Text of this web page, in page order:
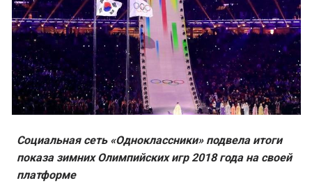
Социальная сеть «Одноклассники» подвела итоги
показа зимних Олимпийских игр 2018 года на своей
платформе